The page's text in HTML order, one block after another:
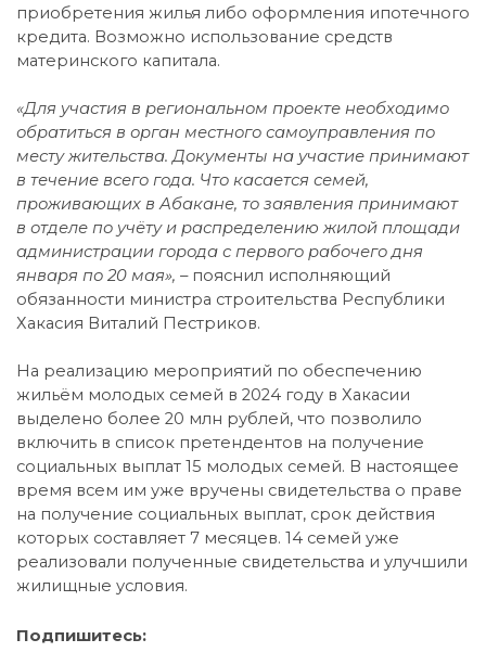
приобретения жилья либо оформления ипотечного
кредита. Возможно использование средств
материнского капитала.
«Для участия в региональном проекте необходимо
обратиться в орган местного самоуправления по
месту жительства. Документы на участие принимают
в течение всего года. Что касается семей,
проживающих в Абакане, то заявления принимают
в отделе по учёту и распределению жилой площади
администрации города с первого рабочего дня
января по 20 мая», – пояснил исполняющий
обязанности министра строительства Республики
Хакасия Виталий Пестриков.
На реализацию мероприятий по обеспечению
жильём молодых семей в 2024 году в Хакасии
выделено более 20 млн рублей, что позволило
включить в список претендентов на получение
социальных выплат 15 молодых семей. В настоящее
время всем им уже вручены свидетельства о праве
на получение социальных выплат, срок действия
которых составляет 7 месяцев. 14 семей уже
реализовали полученные свидетельства и улучшили
жилищные условия.
Подпишитесь: